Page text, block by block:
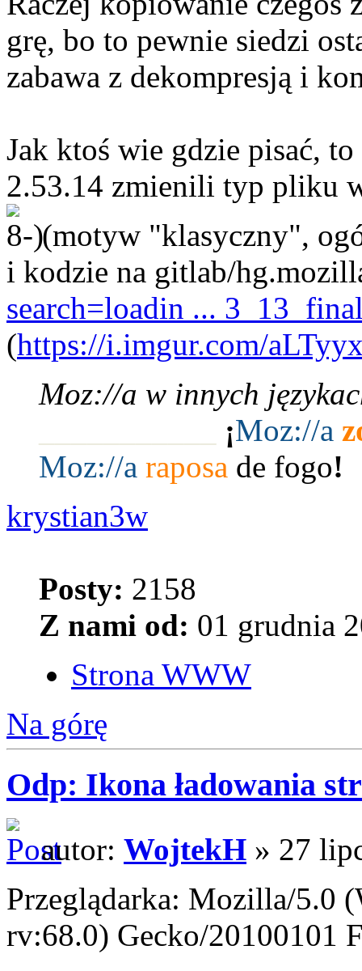
grę, bo to pewnie siedzi
zabawa z dekompresją i
Jak ktoś wie gdzie pisać,
2.53.14 zmienili typ pliku
(motyw "klasyczny",
i kodzie na gitlab/
search=loadin ...
(https://i.imgur.com/
Moz://a w innych
¡Moz://a
Moz://a raposa de fogo!
krystian3w
Posty: 2158
Z nami od: 01 grudnia
Strona WWW
Na górę
Odp: Ikona ładowania
autor: WojtekH » 27
Przeglądarka: Mozilla/5.0
rv:68.0) Gecko/20100101